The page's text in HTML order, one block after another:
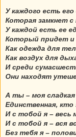
У каждого есть
Которая замкнет с
У каждой есть ее
Который придет и
Как одежда для
Как воздух для
И среди
Они находят
А ты – моя
Единственная, кто
И с тобой я – весь
И с тобой я – вся
Без тебя я –